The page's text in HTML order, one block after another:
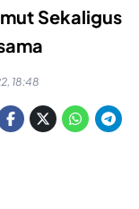
Sekaligus
18:48